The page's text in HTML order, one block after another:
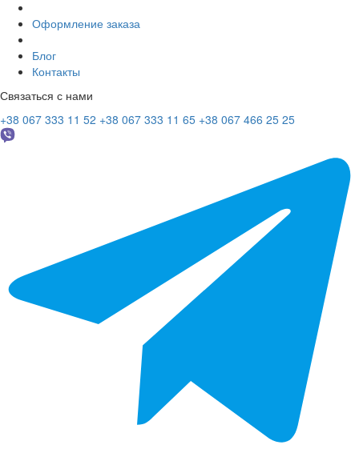
Оформление заказа
Блог
Контакты
Связаться с нами
+38 067 333 11 52 +38 067 333 11 65 +38 067 466 25 25